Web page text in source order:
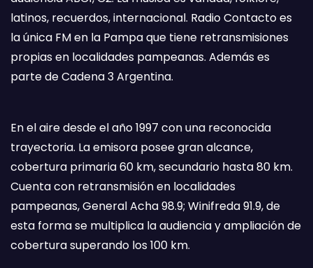
latinos, recuerdos, internacional. Radio Contacto es
la única FM en la Pampa que tiene retransmisiones
propias en localidades pampeanas. Además es
parte de Cadena 3 Argentina.
En el aire desde el año 1997 con una reconocida
trayectoria. La emisora posee gran alcance,
cobertura primaria 60 km, secundario hasta 80 km.
Cuenta con retransmisión en localidades
pampeanas, General Acha 98.9; Winifreda 91.9, de
esta forma se multiplica la audiencia y ampliación de
cobertura superando los 100 km.